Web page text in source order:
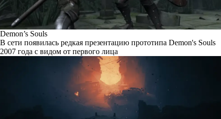
Demon’s Souls
В сети появилась редкая презентацию прототипа Demon's Souls
2007 года с видом от первого лица